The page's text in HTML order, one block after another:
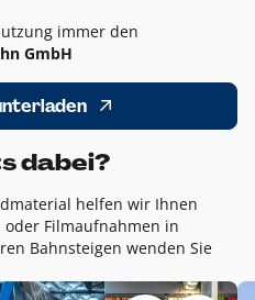
immer den
GmbH
dabei?
helfen wir Ihnen
oder Filmaufnahmen in
Bahnsteigen wenden Sie